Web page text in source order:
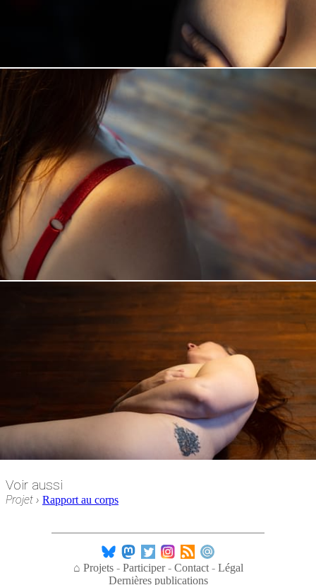
Voir aussi
Projet › Rapport au corps
⌂ Projets Participer Contact
Légal
Dernières publications